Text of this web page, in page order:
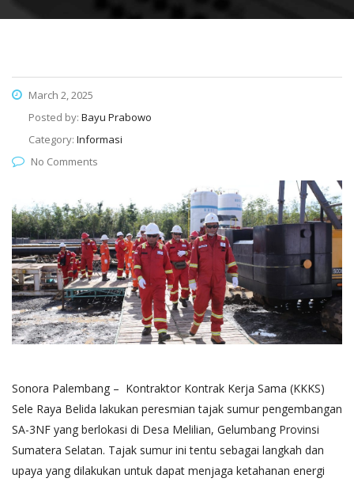
March 2, 2025
Posted by: Bayu Prabowo
Category: Informasi
No Comments
Sonora Palembang – Kontraktor Kontrak Kerja Sama (KKKS)
Sele Raya Belida lakukan peresmian tajak sumur pengembangan
SA-3NF yang berlokasi di Desa Melilian, Gelumbang Provinsi
Sumatera Selatan. Tajak sumur ini tentu sebagai langkah dan
upaya yang dilakukan untuk dapat menjaga ketahanan energi